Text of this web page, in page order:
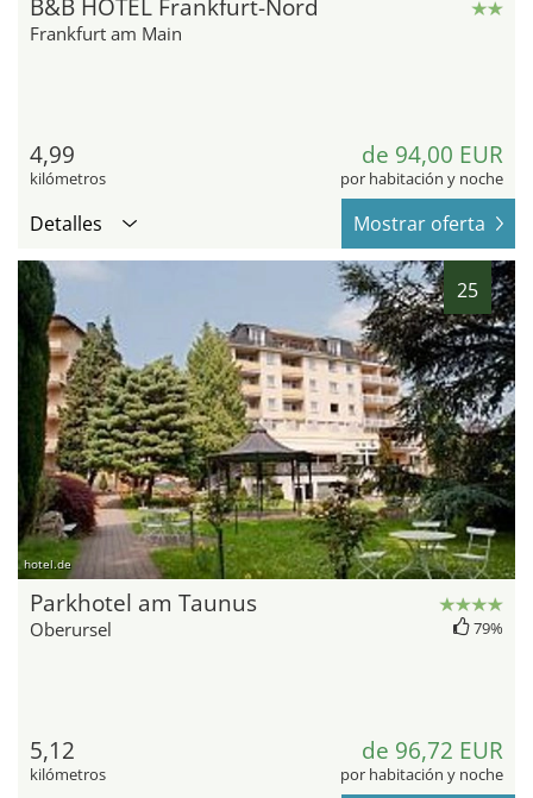
B&B HOTEL Frankfurt-Nord
Frankfurt am Main
4,99
kilómetros
de 94,00 EUR
por habitación y noche
Detalles Mostrar oferta
25
hotel.de
Parkhotel am Taunus
Oberursel 79%
5,12
kilómetros
de 96,72 EUR
por habitación y noche